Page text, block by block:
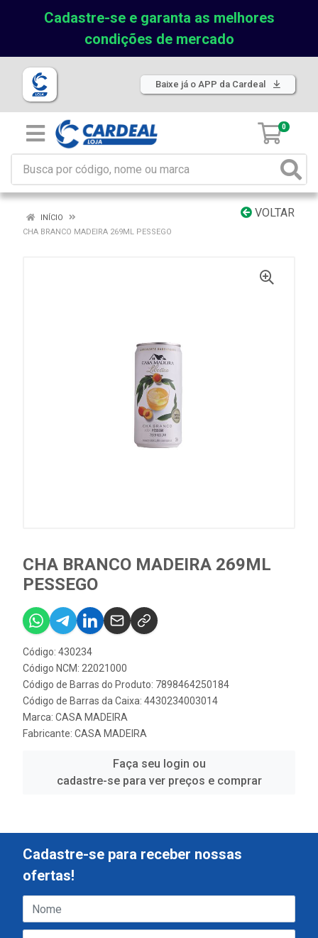
Cadastre-se e garanta as melhores
condições de mercado
Baixe já o APP da Cardeal
0
VOLTAR
INÍCIO
CHA BRANCO MADEIRA 269ML PESSEGO
CHA BRANCO MADEIRA 269ML
PESSEGO
Código: 430234
Código NCM: 22021000
Código de Barras do Produto: 7898464250184
Código de Barras da Caixa: 4430234003014
Marca: CASA MADEIRA
Fabricante: CASA MADEIRA
Faça seu login ou
cadastre-se para ver preços e comprar
Cadastre-se para receber nossas
ofertas!